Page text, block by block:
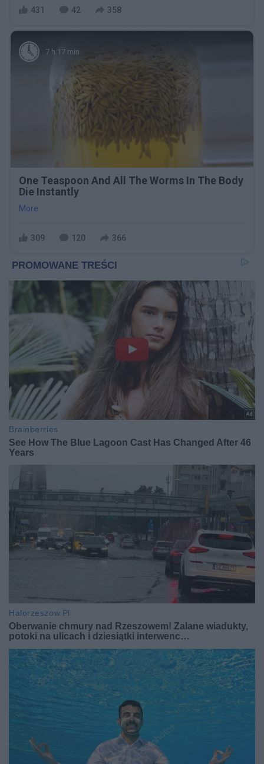
431 42 358
7 h 17 min
One Teaspoon And All The Worms In The Body
Die Instantly
More
309 120 366